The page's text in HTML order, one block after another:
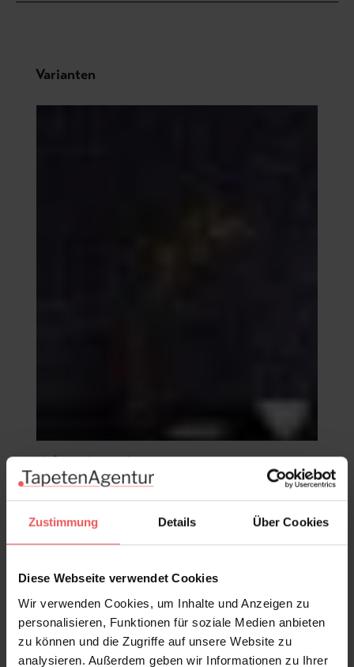
Zustimmung Details Über Cookies
Diese Webseite verwendet Cookies
Wir verwenden Cookies, um Inhalte und Anzeigen zu
personalisieren, Funktionen für soziale Medien anbieten
zu können und die Zugriffe auf unsere Website zu
analysieren. Außerdem geben wir Informationen zu Ihrer
Produktgalerie überspringen
Varianten
Nefertiti Imperial
118,00 €